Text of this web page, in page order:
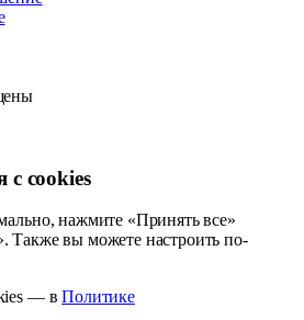
с cookies
нажмите «Принять все»
Также вы можете настроить по-
— вПолитике